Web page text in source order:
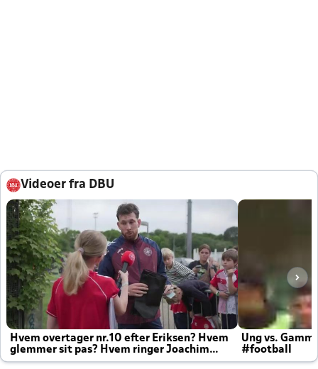
Videoer fra DBU
Hvem overtager nr.10 efter Eriksen? Hvem
glemmer sit pas? Hvem ringer Joachim
altid til efter kampe?
Ung vs.
#football